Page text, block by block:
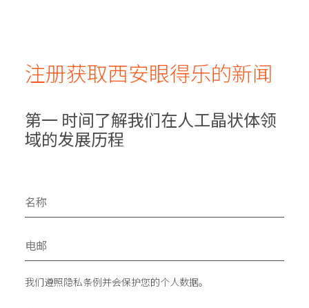
注册获取西安眼得乐的新闻
第一 时间了解我们在人工晶状体领
域的发展历程
我们遵照隐私条例并会保护您的个人数据。